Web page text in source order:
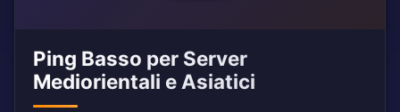
Ping Basso per Server
Mediorientali e Asiatici